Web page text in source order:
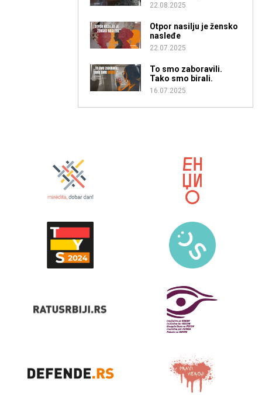
22.08.2025
Otpor nasilju je žensko
nasleđe
22.07.2025
To smo zaboravili.
Tako smo birali.
16.07.2025